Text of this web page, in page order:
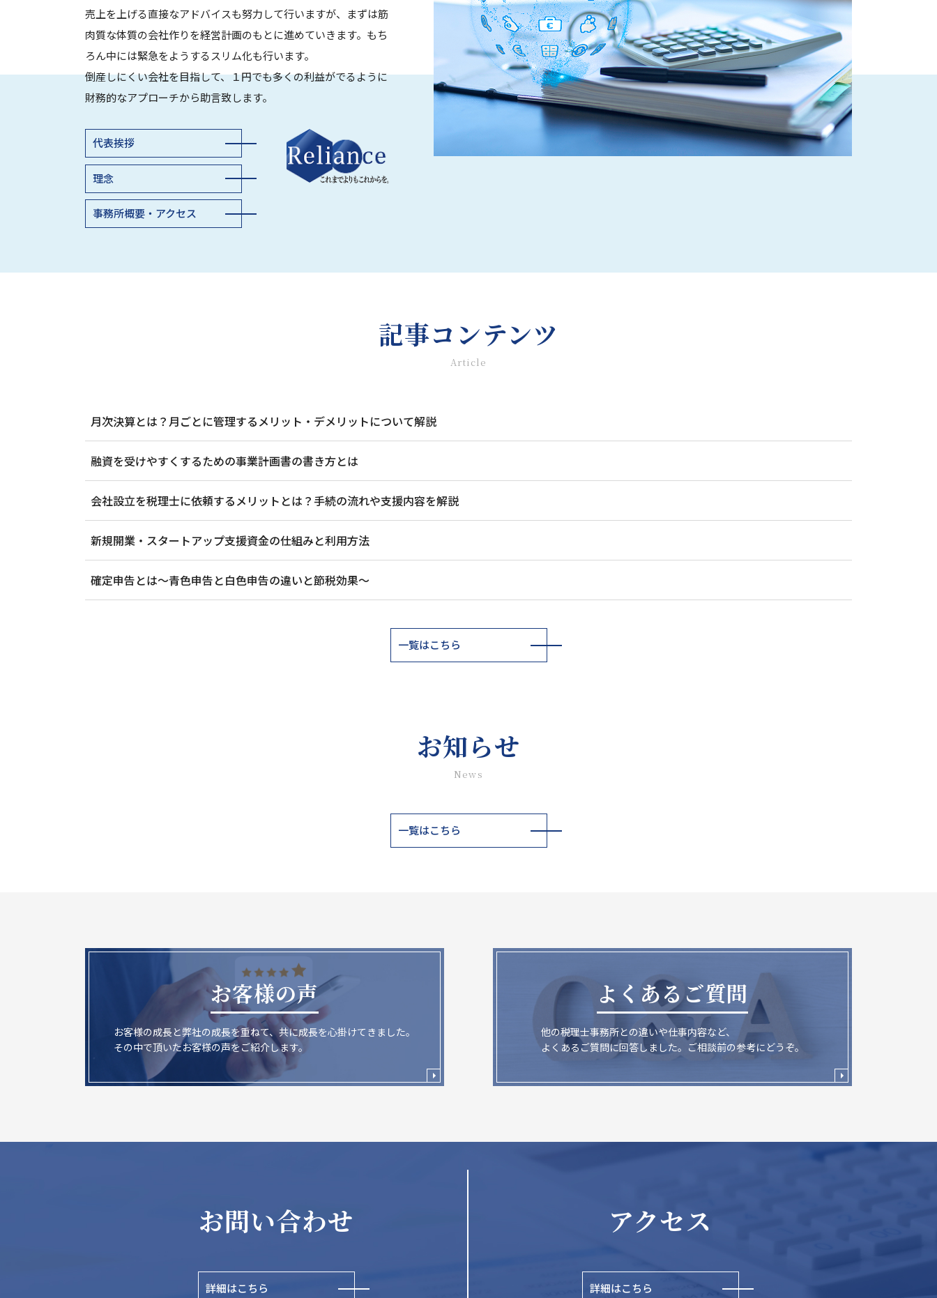
売上を上げる直接なアドバイスも努力して行いますが、まずは筋
肉質な体質の会社作りを経営計画のもとに進めていきます。もち
ろん中には緊急をようするスリム化も行います。
倒産しにくい会社を目指して、１円でも多くの利益がでるように
財務的なアプローチから助言致します。
代表挨拶
理念
事務所概要・アクセス
記事コンテンツ
Article
月次決算とは？月ごとに管理するメリット・デメリットについて解説
融資を受けやすくするための事業計画書の書き方とは
会社設立を税理士に依頼するメリットとは？手続の流れや支援内容を解説
新規開業・スタートアップ支援資金の仕組みと利用方法
確定申告とは～青色申告と白色申告の違いと節税効果～
一覧はこちら
お知らせ
News
一覧はこちら
お客様の声
お客様の成長と弊社の成長を重ねて、共に成長を心掛けてきました。
その中で頂いたお客様の声をご紹介します。
よくあるご質問
他の税理士事務所との違いや仕事内容など、
よくあるご質問に回答しました。ご相談前の参考にどうぞ。
お問い合わせ
詳細はこちら
アクセス
詳細はこちら